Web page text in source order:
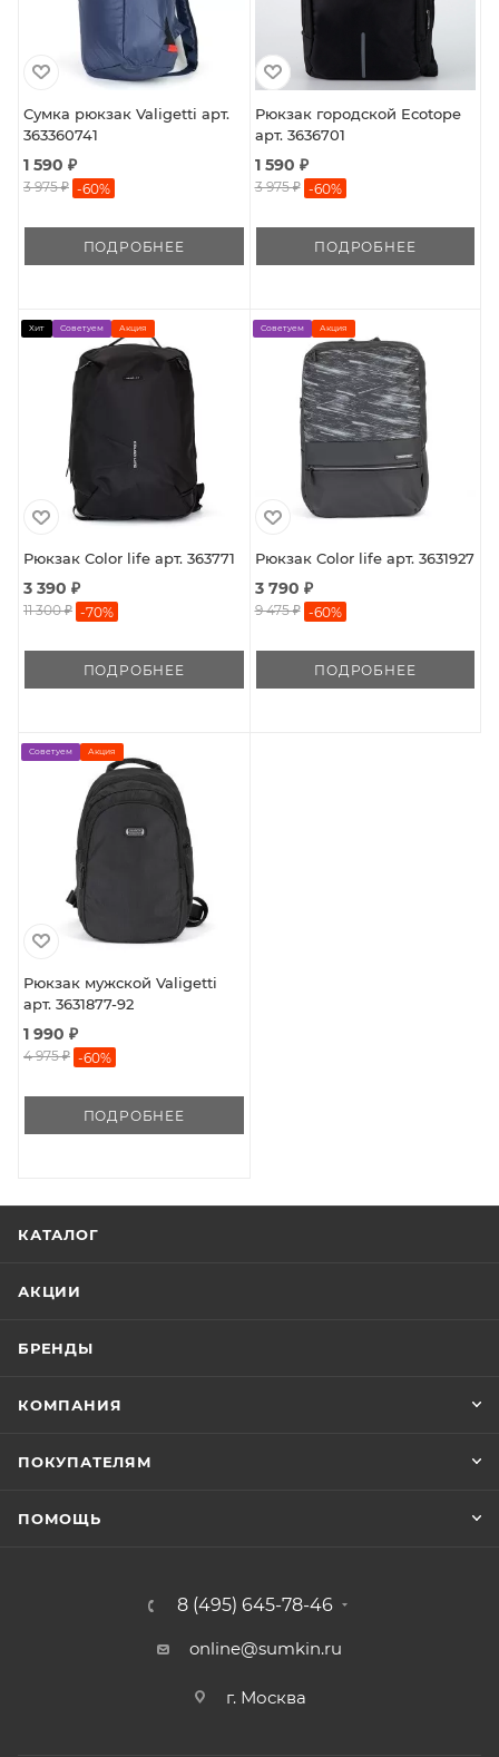
Сумка рюкзак Valigetti арт.
363360741
1 590 ₽
3 975 ₽ -60%
ПОДРОБНЕЕ
Рюкзак городской Ecotope
арт. 3636701
1 590 ₽
3 975 ₽ -60%
ПОДРОБНЕЕ
Хит Советуем Акция
Рюкзак Color life арт. 363771
3 390 ₽
11 300 ₽ -70%
ПОДРОБНЕЕ
Советуем Акция
Рюкзак Color life арт. 3631927
3 790 ₽
9 475 ₽ -60%
ПОДРОБНЕЕ
Советуем Акция
Рюкзак мужской Valigetti
арт. 3631877-92
1 990 ₽
4 975 ₽ -60%
ПОДРОБНЕЕ
КАТАЛОГ
АКЦИИ
БРЕНДЫ
КОМПАНИЯ
ПОКУПАТЕЛЯМ
ПОМОЩЬ
8 (495) 645-78-46
online@sumkin.ru
г. Москва